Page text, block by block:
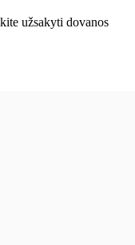
užsakyti dovanos